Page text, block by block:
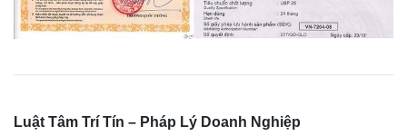
Luật Tâm Trí Tín – Pháp Lý Doanh Nghiệp